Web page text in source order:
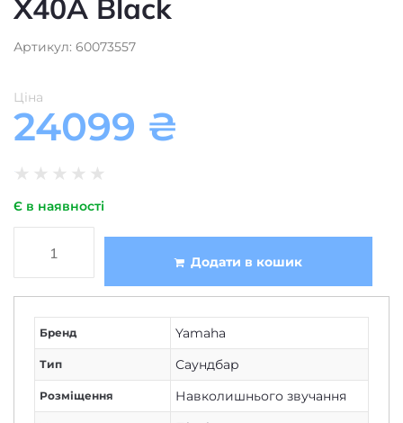
Артикул: 60073557
24099 ₴
★★ ★★ ★
Є в наявності
Додати в кошик
Тип Саундбар
Розміщення Навколишнього звучання
Установка Підвісна,полична